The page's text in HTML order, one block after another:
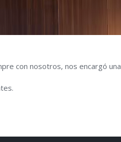
con nosotros, nos encargó